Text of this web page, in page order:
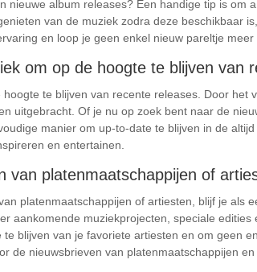
nieuwe album releases? Een handige tip is om
van de muziek zodra deze beschikbaar
en loop je geen enkel nieuw pareltje meer
om op de hoogte te blijven van
te blijven van recente releases. Door het
uitgebracht. Of je nu op zoek bent naar de
manier om up-to-date te blijven in de
en entertainen.
van platenmaatschappijen of
platenmaatschappijen of artiesten, blijf je als
aankomende muziekprojecten, speciale
blijven van je favoriete artiesten en om geen
de nieuwsbrieven van platenmaatschappijen